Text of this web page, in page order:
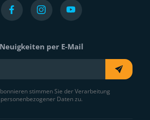
Neuigkeiten per E-Mail
stimmen Sie der Verarbeitung
personenbezogener Daten zu.